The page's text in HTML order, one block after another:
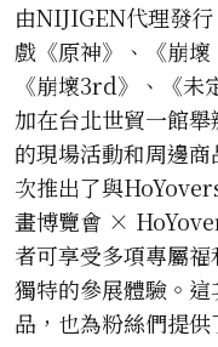
由NIJIGEN代理發
戲《原神》、《崩壞
《崩壞3rd》、《未
加在台北世貿一館
的現場活動和周邊
次推出了與
畫博覽會 ×
者可享受多項專屬
獨特的參展體驗。
品，也為粉絲們提